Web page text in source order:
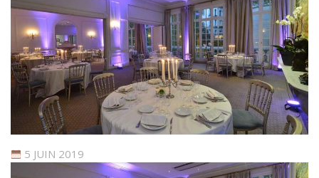
5 JUIN 2019